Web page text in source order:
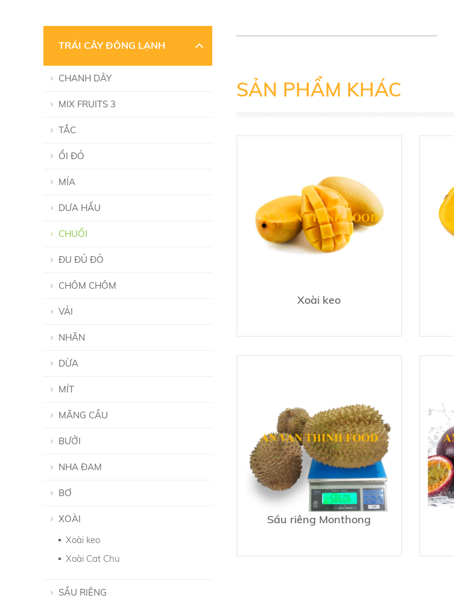
SẢN PHẨM KHÁC
Xoài keo
Sầu riêng Monthong
TRÁI CÂY ĐÔNG LẠNH
CHANH DÂY
MIX FRUITS 3
TẮC
ỔI ĐỎ
MÍA
DƯA HẤU
CHUỐI
ĐU ĐỦ ĐỎ
CHÔM CHÔM
VẢI
NHÃN
DỪA
MÍT
MÃNG CẦU
BƯỞI
NHA ĐAM
BƠ
XOÀI
Xoài keo
Xoài Cat Chu
SẦU RIÊNG